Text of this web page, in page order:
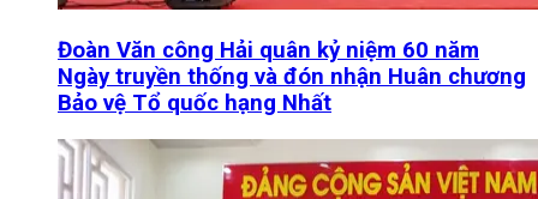
Đoàn Văn công Hải quân kỷ niệm 60 năm
Ngày truyền thống và đón nhận Huân chương
Bảo vệ Tổ quốc hạng Nhất